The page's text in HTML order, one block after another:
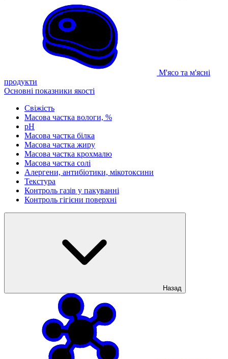
М'ясо та м'ясні
продукти
Основні показники якості
Свіжість
Масова частка вологи, %
рН
Масова частка білка
Масова частка жиру
Масова частка крохмалю
Масова частка солі
Алергени, антибіотики, мікотоксини
Текстура
Контроль газів у пакуванні
Контроль гігієни поверхні
Назад